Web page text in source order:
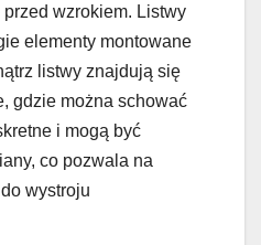
przed wzrokiem. Listwy
elementy montowane
listwy znajdują się
gdzie można schować
i mogą być
co pozwala na
wystroju